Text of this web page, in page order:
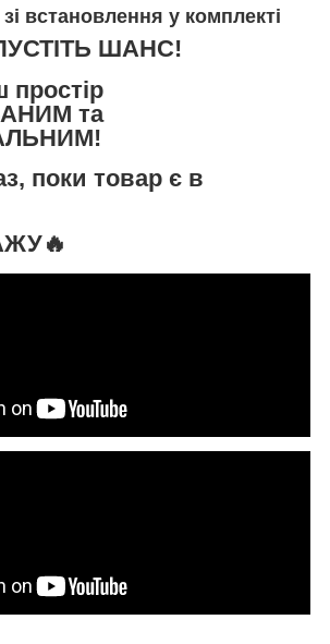
зі встановлення у комплекті
ШАНС!
простір
та
!
поки товар є в